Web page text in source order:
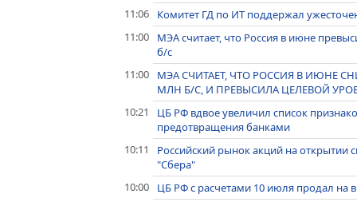
11:06
Комитет ГД по ИТ поддержал
11:00
МЭА считает, что Россия в июне
б/с
11:00
МЭА СЧИТАЕТ, ЧТО РОССИЯ В ИЮНЕ
МЛН Б/С, И ПРЕВЫСИЛА ЦЕЛЕВОЙ
10:21
ЦБ РФ вдвое увеличил список
предотвращения банками
10:11
Российский рынок акций на открытии
"Сбера"
10:00
ЦБ РФ с расчетами 10 июля продал на